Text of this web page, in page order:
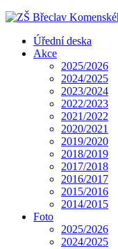
Úřední deska
Akce
2025/2026
2024/2025
2023/2024
2022/2023
2021/2022
2020/2021
2019/2020
2018/2019
2017/2018
2016/2017
2015/2016
2014/2015
Foto
2025/2026
2024/2025